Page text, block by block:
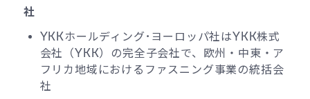
社
YKKホールディング･ヨーロッパ社はYKK株式
会社（YKK）の完全子会社で、欧州・中東・ア
フリカ地域におけるファスニング事業の統括会
社